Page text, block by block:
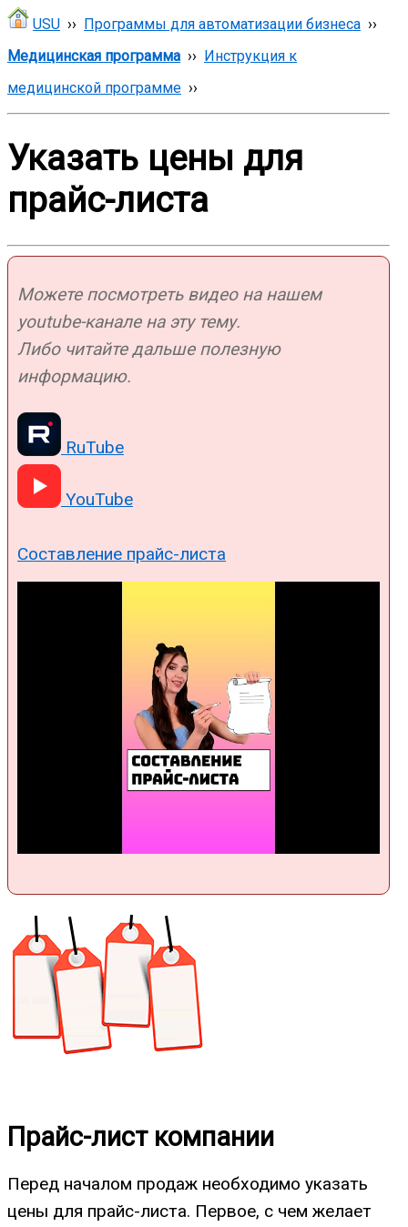
USU ›› Программы для автоматизации бизнеса ››
Медицинская программа ›› Инструкция к
медицинской программе ››
Указать цены для
прайс-листа
Можете посмотреть видео на нашем
youtube-канале на эту тему.
Либо читайте дальше полезную
информацию.
RuTube
YouTube
Составление прайс-листа
Прайс-лист компании
Перед началом продаж необходимо указать
цены для прайс-листа. Первое, с чем желает